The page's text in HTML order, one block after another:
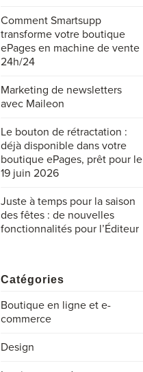
Comment Smartsupp
transforme votre boutique
ePages en machine de vente
24h/24
Marketing de newsletters
avec Maileon
Le bouton de rétractation :
déjà disponible dans votre
boutique ePages, prêt pour le
19 juin 2026
Juste à temps pour la saison
des fêtes : de nouvelles
fonctionnalités pour l’Éditeur
Catégories
Boutique en ligne et e-
commerce
Design